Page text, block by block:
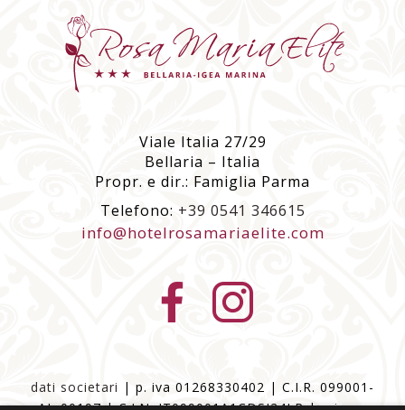
Viale Italia 27/29
Bellaria – Italia
Propr. e dir.: Famiglia Parma
Telefono: +39 0541 346615
info@hotelrosamariaelite.com
dati societari | p. iva 01268330402 | C.I.R. 099001-